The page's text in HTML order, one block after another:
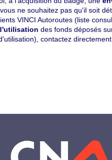
ne souhaitez pas qu'il soit
VINCI Autoroutes (liste
des fonds déposés
contactez